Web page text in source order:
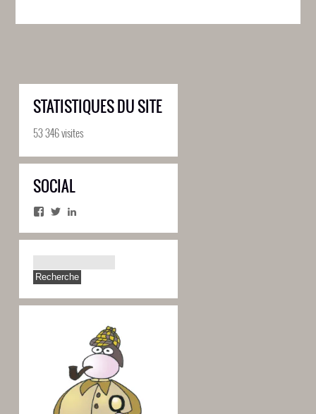
STATISTIQUES DU SITE
53 346 visites
SOCIAL
Facebook
Twitter